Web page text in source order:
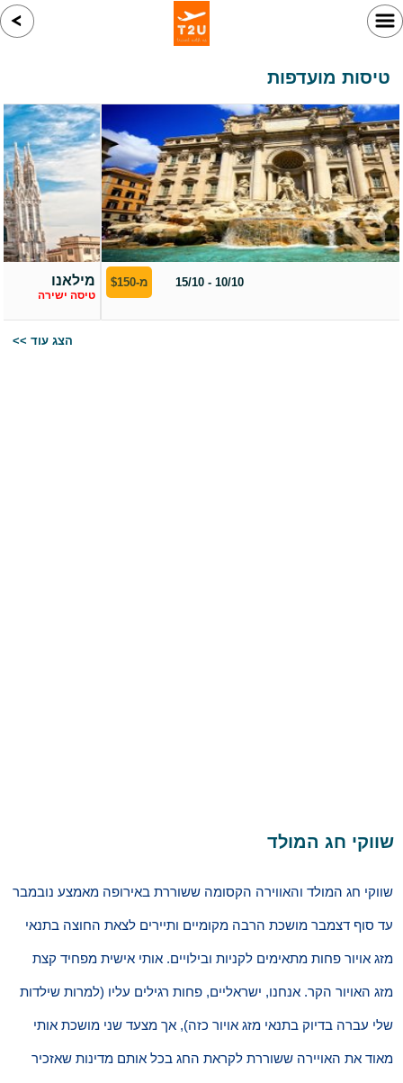
טיסות מועדפות
10/10 - 15/10
<< הצג עוד
שווקי חג המולד
שווקי חג המולד והאווירה הקסומה ששוררת באירופה מאמצע נובמבר
עד סוף דצמבר מושכת הרבה מקומיים ותיירים לצאת החוצה בתנאי
מזג אויור פחות מתאימים לקניות ובילויים. אותי אישית מפחיד קצת
מזג האויור הקר. אנחנו, ישראליים, פחות רגילים עליו (למרות שילדות
שלי עברה בדיוק בתנאי מזג אויור כזה), אך מצעד שני מושכת אותי
מאוד את האויירה ששוררת לקראת החג בכל אותם מדינות שאזכיר